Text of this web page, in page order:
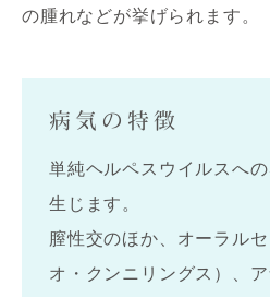
の腫れなどが挙げられます。
病気の特徴
単純ヘルペスウイルスへ
生じます。
膣性交のほか、オーラル
オ・クンニリングス）、